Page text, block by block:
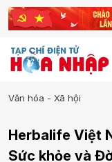
Văn hóa - Xã hội
Herbalife Việt
Sức khỏe và